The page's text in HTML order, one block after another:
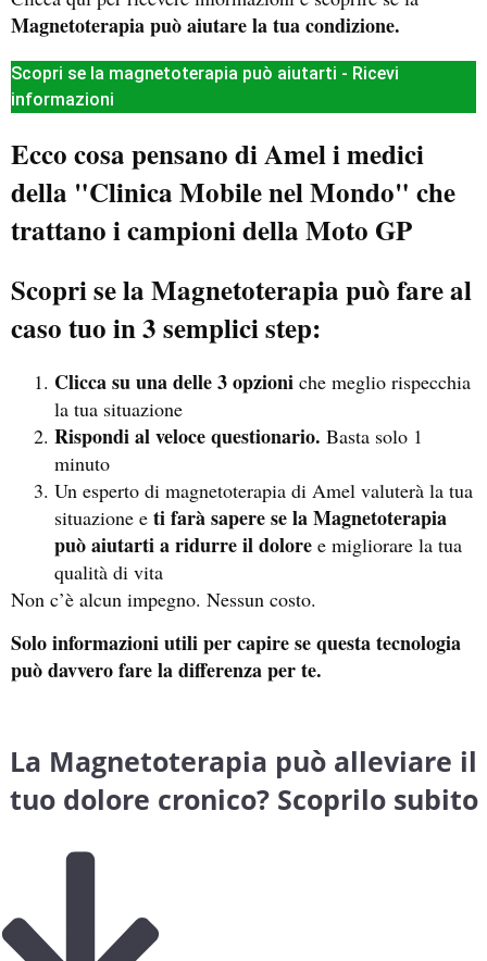
Magnetoterapia può aiutare la tua condizione.
Scopri se la magnetoterapia può aiutarti - Ricevi
informazioni
Ecco cosa pensano di Amel i medici
della "Clinica Mobile nel Mondo" che
trattano i campioni della Moto GP
Scopri se la Magnetoterapia può fare al
caso tuo in 3 semplici step:
Clicca su una delle 3 opzioni che meglio rispecchia
la tua situazione
Rispondi al veloce questionario. Basta solo 1
minuto
Un esperto di magnetoterapia di Amel valuterà la tua
situazione e ti farà sapere se la Magnetoterapia
può aiutarti a ridurre il dolore e migliorare la tua
qualità di vita
Non c’è alcun impegno. Nessun costo.
Solo informazioni utili per capire se questa tecnologia
può davvero fare la differenza per te.
La Magnetoterapia può alleviare il
tuo dolore cronico? Scoprilo subito